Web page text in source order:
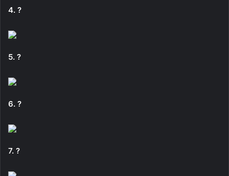
4. ?
5. ?
6. ?
7. ?